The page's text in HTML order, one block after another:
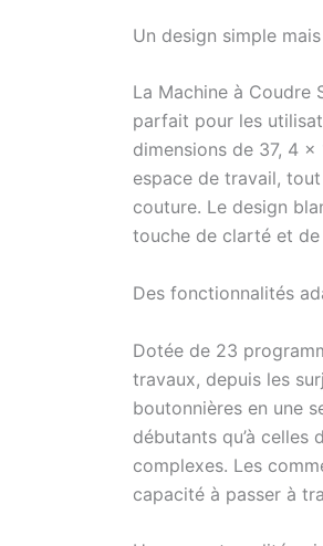
Un design simple
La Machine à Coudre
parfait pour les
dimensions de 37, 4
espace de travail,
couture. Le design
touche de clarté et
Des fonctionnalités
Dotée de 23
travaux, depuis les
boutonnières en une
débutants qu’à
complexes. Les
capacité à passer à